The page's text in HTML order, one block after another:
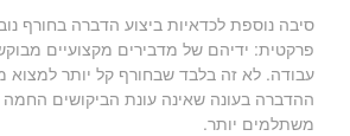
סיבה נוספת לכדאיות ביצוע הדברה בחורף
פרקטית: ידיהם של מדבירים מקצועיים
עבודה. לא זה בלבד שבחורף קל יותר למצוא
ההדברה בעונה שאינה עונת הביקושים החמה
משתלמים יותר.